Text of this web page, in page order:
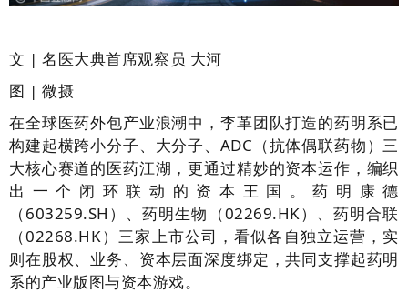
文 | 名医大典首席观察员 大河
图 | 微摄
在全球医药外包产业浪潮中，李革团队打造的药明系已
构建起横跨小分子、大分子、ADC（抗体偶联药物）三
大核心赛道的医药江湖，更通过精妙的资本运作，编织
出一个闭环联动的资本王国。药明康德
（603259.SH）、药明生物（02269.HK）、药明合联
（02268.HK）三家上市公司，看似各自独立运营，实
则在股权、业务、资本层面深度绑定，共同支撑起药明
系的产业版图与资本游戏。